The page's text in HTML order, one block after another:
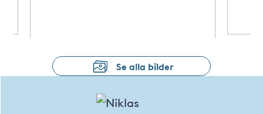
Se alla bilder